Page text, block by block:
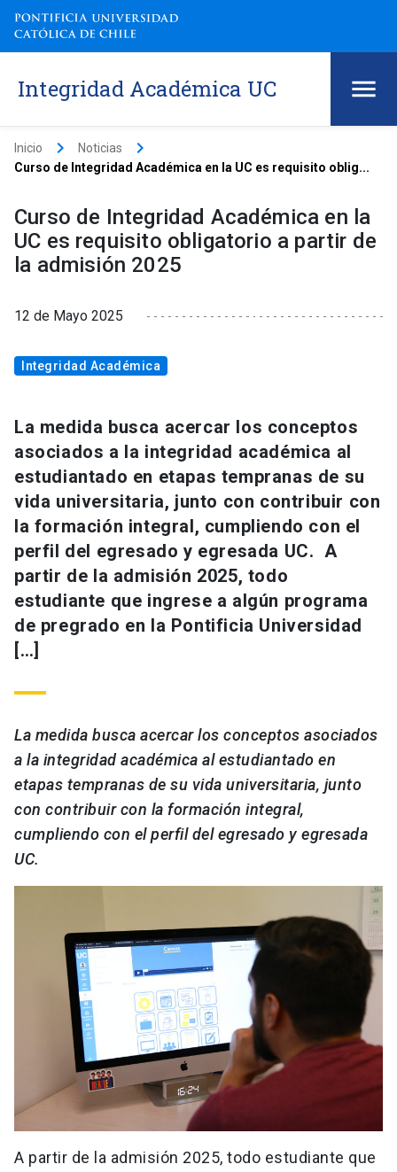
Integridad Académica UC
Inicio keyboard_arrow_right Noticias keyboard_arrow_right
Curso de Integridad Académica en la UC es requisito oblig...
Curso de Integridad Académica en la
UC es requisito obligatorio a partir de
la admisión 2025
12 de Mayo 2025
Integridad Académica
La medida busca acercar los conceptos
asociados a la integridad académica al
estudiantado en etapas tempranas de su
vida universitaria, junto con contribuir con
la formación integral, cumpliendo con el
perfil del egresado y egresada UC. A
partir de la admisión 2025, todo
estudiante que ingrese a algún programa
de pregrado en la Pontificia Universidad
[…]
La medida busca acercar los conceptos asociados
a la integridad académica al estudiantado en
etapas tempranas de su vida universitaria, junto
con contribuir con la formación integral,
cumpliendo con el perfil del egresado y egresada
UC.
A partir de la admisión 2025, todo estudiante que